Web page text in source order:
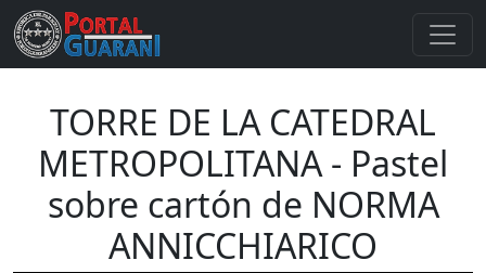
TORRE DE LA CATEDRAL
METROPOLITANA - Pastel
sobre cartón de NORMA
ANNICCHIARICO